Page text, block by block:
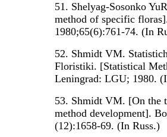
51. Shelyag-Sosonko
method of specific
1980;65(6):761-74. (In
52. Shmidt VM.
Floristiki. [Statistical
Leningrad: LGU; 1980.
53. Shmidt VM. [On the
method development].
(12):1658-69. (In Russ.)